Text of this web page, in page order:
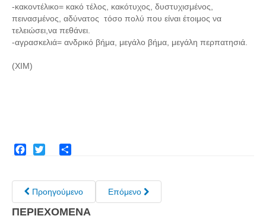
-κακοντέλικο= κακό τέλος, κακότυχος, δυστυχισμένος,
πεινασμένος, αδύνατος τόσο πολύ που είναι έτοιμος να
τελειώσει,να πεθάνει.
-αγρασκελιά= ανδρικό βήμα, μεγάλο βήμα, μεγάλη περπατησιά.
(ΧΙΜ)
Προηγούμενο Επόμενο
ΠΕΡΙΕΧΟΜΕΝΑ